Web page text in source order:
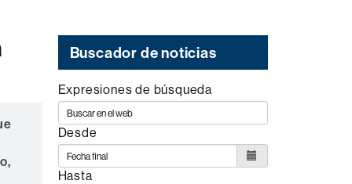
Buscador de noticias
Expresiones de búsqueda
Desde
Hasta